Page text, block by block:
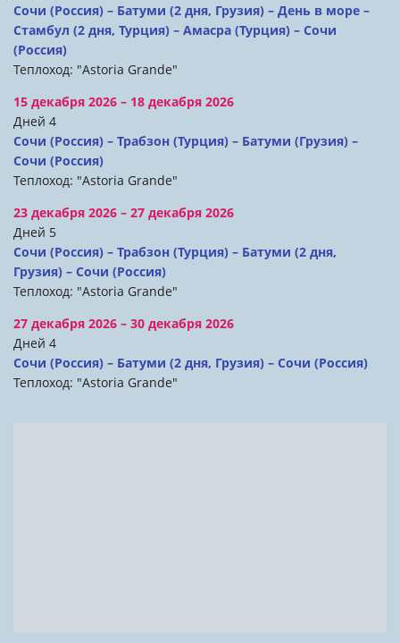
Сочи (Россия) – Батуми (2 дня, Грузия) – День в море –
Стамбул (2 дня, Турция) – Амасра (Турция) – Сочи
(Россия)
Теплоход: "Astoria Grande"
15 декабря 2026 – 18 декабря 2026
Дней 4
Сочи (Россия) – Трабзон (Турция) – Батуми (Грузия) –
Сочи (Россия)
Теплоход: "Astoria Grande"
23 декабря 2026 – 27 декабря 2026
Дней 5
Сочи (Россия) – Трабзон (Турция) – Батуми (2 дня,
Грузия) – Сочи (Россия)
Теплоход: "Astoria Grande"
27 декабря 2026 – 30 декабря 2026
Дней 4
Сочи (Россия) – Батуми (2 дня, Грузия) – Сочи (Россия)
Теплоход: "Astoria Grande"